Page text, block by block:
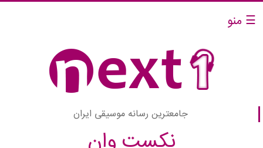
☰ منو
جامعترین رسانه موسیقی ایران